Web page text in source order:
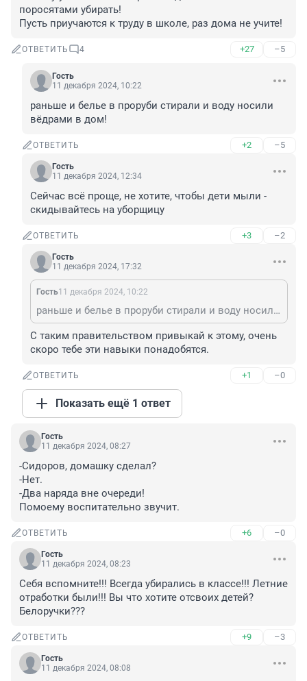
поросятами убирать!
Пусть приучаются к труду в школе, раз дома не учите!
ОТВЕТИТЬ 4 +27 –5
Гость
11 декабря 2024, 10:22
раньше и белье в проруби стирали и воду носили
вёдрами в дом!
ОТВЕТИТЬ +2 –5
Гость
11 декабря 2024, 12:34
Сейчас всё проще, не хотите, чтобы дети мыли -
скидывайтесь на уборщицу
ОТВЕТИТЬ +3 –2
Гость
11 декабря 2024, 17:32
Гость11 декабря 2024, 10:22
раньше и белье в проруби стирали и воду носили вёдрами в дом!
С таким правительством привыкай к этому, очень
скоро тебе эти навыки понадобятся.
ОТВЕТИТЬ +1 –0
Показать ещё 1 ответ
Гость
11 декабря 2024, 08:27
-Сидоров, домашку сделал?
-Нет.
-Два наряда вне очереди!
Помоему воспитательно звучит.
ОТВЕТИТЬ +6 –0
Гость
11 декабря 2024, 08:23
Себя вспомните!!! Всегда убирались в классе!!! Летние
отработки были!!! Вы что хотите отсвоих детей?
Белоручки???
ОТВЕТИТЬ +9 –3
Гость
11 декабря 2024, 08:08